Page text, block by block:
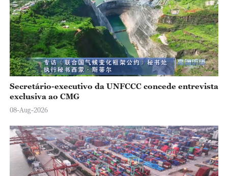
Secretário-executivo da UNFCCC concede entrevista
exclusiva ao CMG
08-Aug-2026